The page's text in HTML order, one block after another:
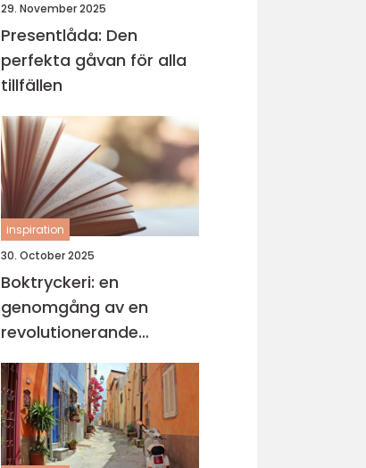
29. November 2025
Presentlåda: Den
perfekta gåvan för alla
tillfällen
inspiration
30. October 2025
Boktryckeri: en
genomgång av en
revolutionerande
teknologi